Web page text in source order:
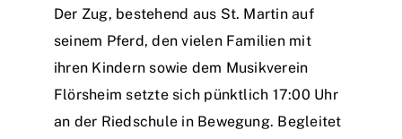
Der Zug, bestehend aus St. Martin auf
seinem Pferd, den vielen Familien mit
ihren Kindern sowie dem Musikverein
Flörsheim setzte sich pünktlich 17:00 Uhr
an der Riedschule in Bewegung. Begleitet